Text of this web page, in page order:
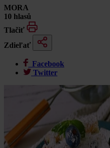
MORA
10 hlasů
Tlačiť
Zdieľať
Facebook
Twitter